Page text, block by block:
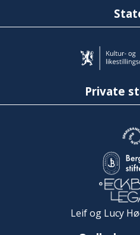
Private
Leif og Lucy